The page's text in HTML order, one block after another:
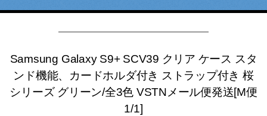
Samsung Galaxy S9+ SCV39 クリア ケース スタ
ンド機能、カードホルダ付き ストラップ付き 桜
シリーズ グリーン/全3色 VSTNメール便発送[M便
1/1]